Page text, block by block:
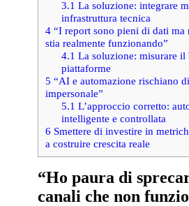
3.1 La soluzione: integrare
infrastruttura tecnica
4 “I report sono pieni di dati ma
stia realmente funzionando”
4.1 La soluzione: misurare il
piattaforme
5 “AI e automazione rischiano
impersonale”
5.1 L’approccio corretto:
intelligente e controllata
6 Smettere di investire in
a costruire crescita reale
“Ho paura di
canali che non